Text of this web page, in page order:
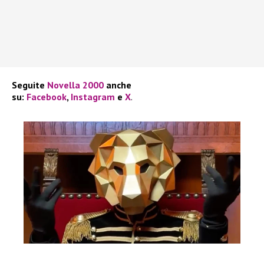
Seguite Novella 2000 anche
su: Facebook, Instagram e X.